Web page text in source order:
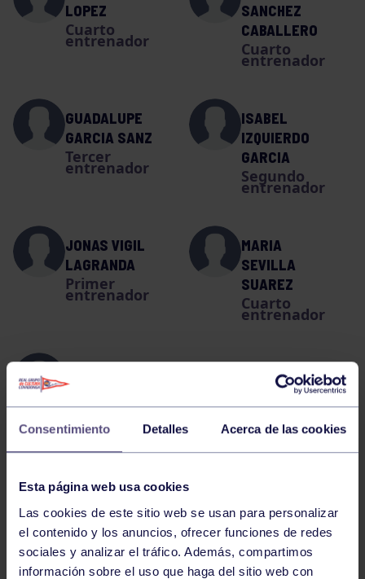
Consentimiento Detalles Acerca de las cookies
Esta página web usa cookies
Las cookies de este sitio web se usan para personalizar
el contenido y los anuncios, ofrecer funciones de redes
sociales y analizar el tráfico. Además, compartimos
información sobre el uso que haga del sitio web con
LOPEZ
Cuarto
entrenador
SANCHEZ
CABALLERO
Cuarto
entrenador
GUADALUPE
GARCIA SANZ
Tercer
entrenador
ISABEL
IZQUIERDO
GARCIA
Segundo
entrenador
JONAS VIGIL
LAGRANDA
Primer
entrenador
MARIA
SEVILLA
SUAREZ
Cuarto
entrenador
SIRERA
GARRIGOS
Tercer
LA PLANTILLA
LIDIA CELEMIN PEREZ